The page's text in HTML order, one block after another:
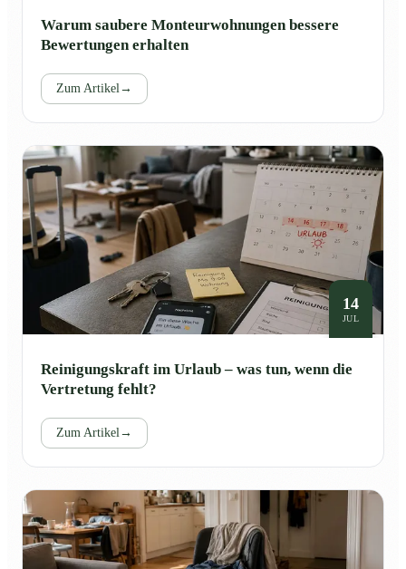
Warum saubere Monteurwohnungen bessere
Bewertungen erhalten
Zum Artikel→
14
JUL
Reinigungskraft im Urlaub – was tun, wenn die
Vertretung fehlt?
Zum Artikel→